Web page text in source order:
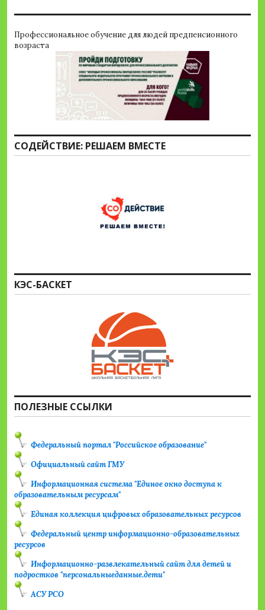
Профессиональное обучение для людей предпенсионного
возраста
СОДЕЙСТВИЕ: РЕШАЕМ ВМЕСТЕ
КЭС-БАСКЕТ
ПОЛЕЗНЫЕ ССЫЛКИ
Федеральный портал "Российское образование"
Официальный сайт ГМУ
Информационная система "Единое окно доступа к
образовательным ресурсам"
Единая коллекция цифровых образовательных ресурсов
Федеральный центр информационно-образовательных
ресурсов
Информационно-развлекательный сайт для детей и
подростков "персональныеданные.дети"
АСУ РСО